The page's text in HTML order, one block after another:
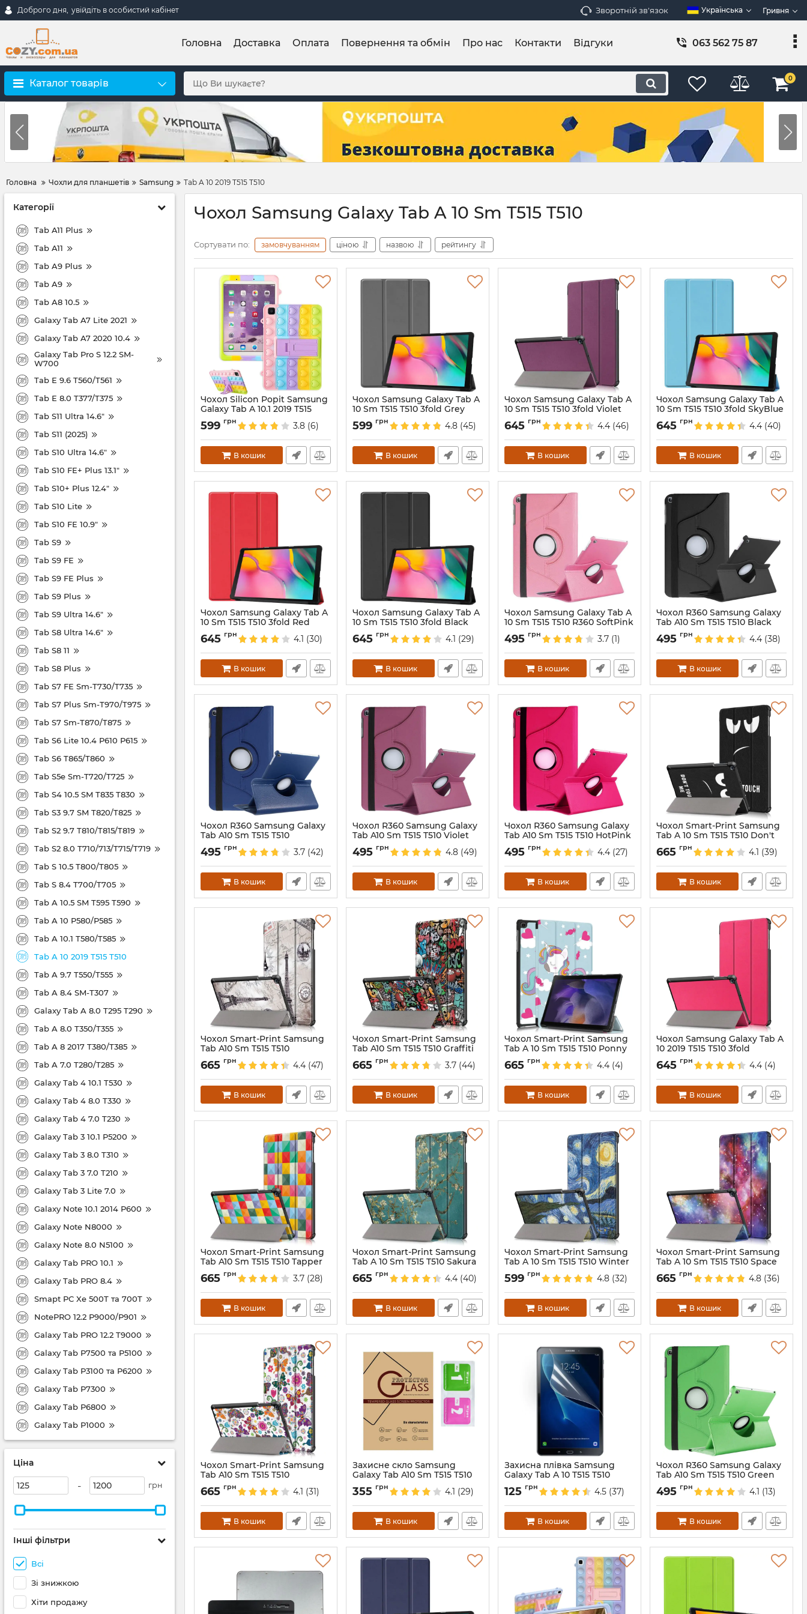
Доброго дня, увійдіть в особистий кабінет Зворотній зв'язок Українська Гривня
Головна Доставка Оплата Повернення та обмін Про нас Контакти Відгуки 063 562 75 87
Каталог товарів 0
Головна Чохли для планшетів Samsung Tab A 10 2019 T515 T510
Категорії
Tab A11 Plus
Tab A11
Tab A9 Plus
Tab A9
Tab A8 10.5
Galaxy Tab A7 Lite 2021
Galaxy Tab A7 2020 10.4
Galaxy Tab Pro S 12.2 SM-
W700
Tab E 9.6 T560/T561
Tab E 8.0 T377/T375
Tab S11 Ultra 14.6"
Tab S11 (2025)
Tab S10 Ultra 14.6"
Tab S10 FE+ Plus 13.1"
Tab S10+ Plus 12.4"
Tab S10 Lite
Tab S10 FE 10.9"
Tab S9
Tab S9 FE
Tab S9 FE Plus
Tab S9 Plus
Tab S9 Ultra 14.6"
Tab S8 Ultra 14.6"
Tab S8 11
Tab S8 Plus
Tab S7 FE Sm-T730/T735
Tab S7 Plus Sm-T970/T975
Tab S7 Sm-T870/T875
Tab S6 Lite 10.4 P610 P615
Tab S6 T865/T860
Tab S5e Sm-T720/T725
Tab S4 10.5 SM T835 T830
Tab S3 9.7 SM T820/T825
Tab S2 9.7 T810/T815/T819
Tab S2 8.0 T710/713/T715/T719
Tab S 10.5 T800/T805
Tab S 8.4 T700/T705
Tab A 10.5 SM T595 T590
Tab A 10 P580/P585
Tab A 10.1 T580/T585
Tab A 10 2019 T515 T510
Tab A 9.7 T550/T555
Tab A 8.4 SM-T307
Galaxy Tab A 8.0 T295 T290
Tab A 8.0 T350/T355
Tab A 8 2017 T380/T385
Tab A 7.0 T280/T285
Galaxy Tab 4 10.1 T530
Galaxy Tab 4 8.0 T330
Galaxy Tab 4 7.0 T230
Galaxy Tab 3 10.1 P5200
Galaxy Tab 3 8.0 T310
Galaxy Tab 3 7.0 T210
Galaxy Tab 3 Lite 7.0
Galaxy Note 10.1 2014 P600
Galaxy Note N8000
Galaxy Note 8.0 N5100
Galaxy Tab PRO 10.1
Galaxy Tab PRO 8.4
Smapt PC Xe 500T та 700T
NotePRO 12.2 P9000/P901
Galaxy Tab PRO 12.2 T9000
Galaxy Tab P7500 та P5100
Galaxy Tab P3100 та P6200
Galaxy Tab P7300
Galaxy Tab P6800
Galaxy Tab P1000
Ціна
- грн
Інші фільтри
Всі
Зі знижкою
Хіти продажу
Чохол Samsung Galaxy Tab A 10 Sm T515 T510
Сортувати по: замовчуванням ціною назвою рейтингу
Чохол Silicon Popit Samsung
Galaxy Tab A 10.1 2019 T515
T510 Rainbow
Артикул: 112666
599 грн 3.8 (6)
В кошик
Чохол Samsung Galaxy Tab A
10 Sm T515 T510 3fold Grey
Артикул:3965
599 грн 4.8 (45)
В кошик
Чохол Samsung Galaxy Tab A
10 Sm T515 T510 3fold Violet
Артикул:3968
645 грн 4.4 (46)
В кошик
Чохол Samsung Galaxy Tab A
10 Sm T515 T510 3fold SkyBlue
Артикул:3964
645 грн 4.4 (40)
В кошик
Чохол Samsung Galaxy Tab A
10 Sm T515 T510 3fold Red
Артикул:3967
645 грн 4.1 (30)
В кошик
Чохол Samsung Galaxy Tab A
10 Sm T515 T510 3fold Black
Артикул:3963
645 грн 4.1 (29)
В кошик
Чохол Samsung Galaxy Tab A
10 Sm T515 T510 R360 SoftPink
Артикул:687780
495 грн 3.7 (1)
В кошик
Чохол R360 Samsung Galaxy
Tab A10 Sm T515 T510 Black
Артикул:3956
495 грн 4.4 (38)
В кошик
Чохол R360 Samsung Galaxy
Tab A10 Sm T515 T510
DarkBlue
Артикул: 3958
495 грн 3.7 (42)
В кошик
Чохол R360 Samsung Galaxy
Tab A10 Sm T515 T510 Violet
Артикул:3957
495 грн 4.8 (49)
В кошик
Чохол R360 Samsung Galaxy
Tab A10 Sm T515 T510 HotPink
Артикул:3960
495 грн 4.4 (27)
В кошик
Чохол Smart-Print Samsung
Tab A 10 Sm T515 T510 Don't
touch my Tab
Артикул: 3975
665 грн 4.1 (39)
В кошик
Чохол Smart-Print Samsung
Tab A10 Sm T515 T510
EiffelTower
Артикул: 3972
665 грн 4.4 (47)
В кошик
Чохол Smart-Print Samsung
Tab A10 Sm T515 T510 Graffiti
Артикул:3978
665 грн 3.7 (44)
В кошик
Чохол Smart-Print Samsung
Tab A 10 Sm T515 T510 Ponny
Артикул:6574
665 грн 4.4 (4)
В кошик
Чохол Samsung Galaxy Tab A
10 2019 T515 T510 3fold
Hotpink
Артикул: 6680
645 грн 4.4 (4)
В кошик
Чохол Smart-Print Samsung
Tab A10 Sm T515 T510 Tapper
Артикул:3974
665 грн 3.7 (28)
В кошик
Чохол Smart-Print Samsung
Tab A 10 Sm T515 T510 Sakura
Артикул:3976
665 грн 4.4 (40)
В кошик
Чохол Smart-Print Samsung
Tab A 10 Sm T515 T510 Winter
Артикул:3973
599 грн 4.8 (32)
В кошик
Чохол Smart-Print Samsung
Tab A 10 Sm T515 T510 Space
Артикул:3977
665 грн 4.8 (36)
В кошик
Чохол Smart-Print Samsung
Tab A10 Sm T515 T510
ButterFly
Артикул: 3979
665 грн 4.1 (31)
В кошик
Захисне скло Samsung
Galaxy Tab A10 Sm T515 T510
Артикул:3985
355 грн 4.1 (29)
В кошик
Захисна плівка Samsung
Galaxy Tab A 10 T515 T510
Артикул:4064
125 грн 4.5 (37)
В кошик
Чохол R360 Samsung Galaxy
Tab A10 Sm T515 T510 Green
Артикул:3959
495 грн 4.1 (13)
В кошик